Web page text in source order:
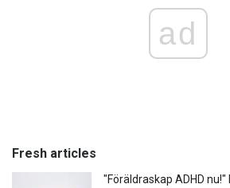
ad
Fresh articles
"Föräldraskap ADHD